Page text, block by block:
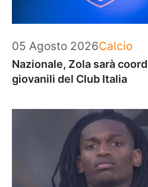
05 Agosto 2026Categorie
Calcio
Nazionale, Zola sarà
giovanili del Club Italia